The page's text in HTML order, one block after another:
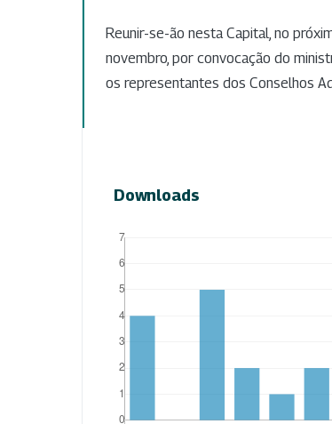
Reunir-se-ão nesta Capital, no
novembro, por convocação do
os representantes dos Conselhos
Downloads